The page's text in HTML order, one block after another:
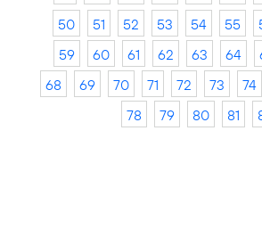
50
51 52 53 54 55
59
60 61 62 63 64
68
69 70 71 72 73 74
78
79 80 81